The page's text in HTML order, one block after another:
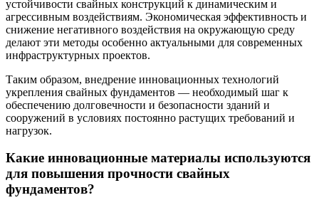
устойчивости свайных конструкций к динамическим и
агрессивным воздействиям. Экономическая эффективность и
снижение негативного воздействия на окружающую среду
делают эти методы особенно актуальными для современных
инфраструктурных проектов.
Таким образом, внедрение инновационных технологий
укрепления свайных фундаментов — необходимый шаг к
обеспечению долговечности и безопасности зданий и
сооружений в условиях постоянно растущих требований и
нагрузок.
Какие инновационные материалы используются
для повышения прочности свайных
фундаментов?